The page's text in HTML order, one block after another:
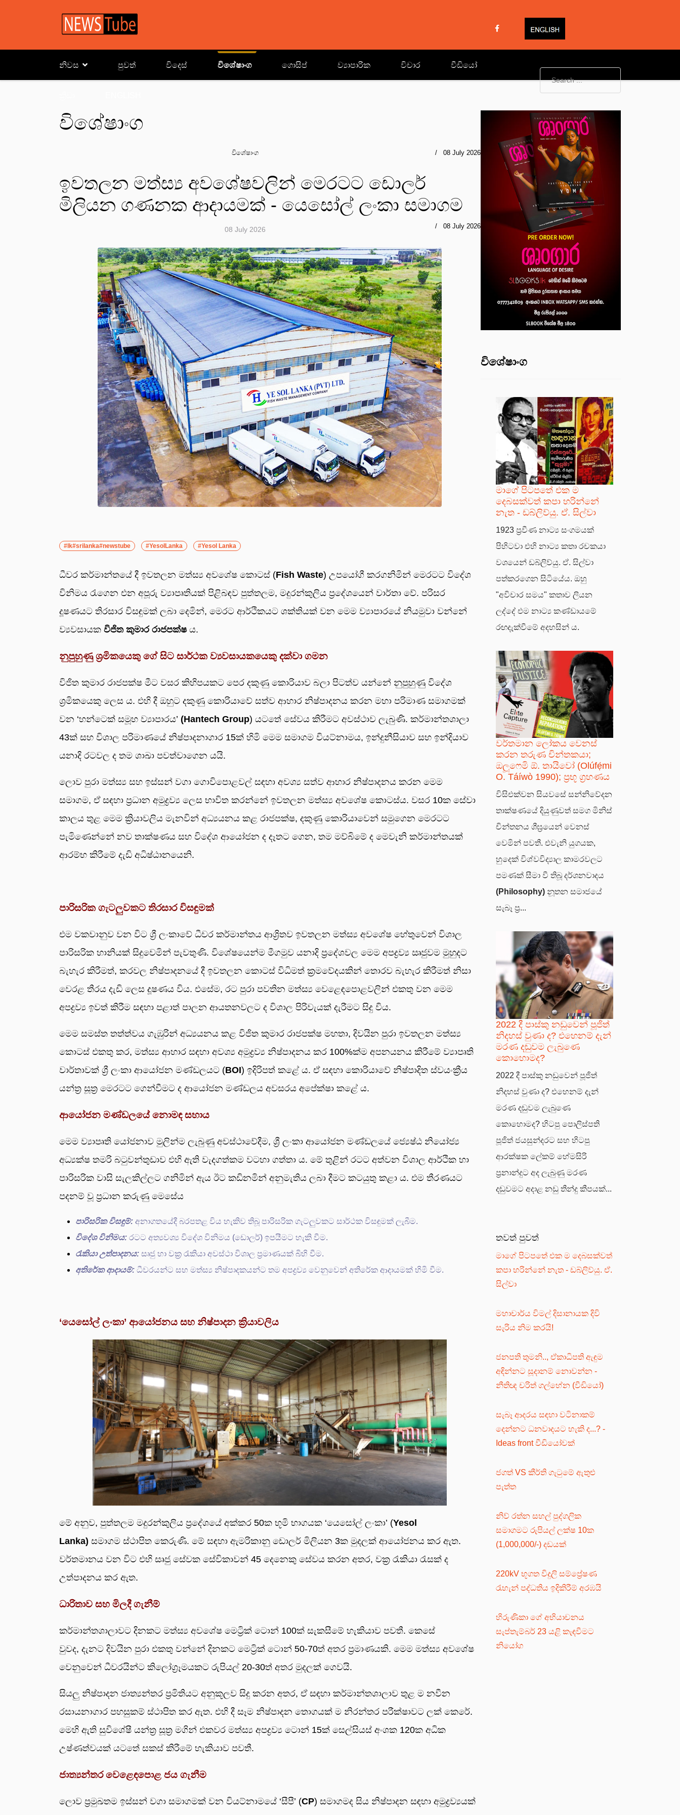
නිවස පුවත් විදෙස් විශේෂාංග ගොසිප් ව්‍යාපාරික විචාර වීඩියෝ
විශේෂාංග
විශේෂාංග 08 July 2026
ඉවතලන මත්ස්‍ය අවශේෂවලින් මෙරටට ඩොලර්
මිලියන ගණනක ආදායමක් - යෙසෝල් ලංකා සමාගම
08 July 2026 08 July 2026
#lk#srilanka#newstube #YesolLanka #Yesol Lanka
ධීවර කර්මාන්තයේ දී ඉවතලන මත්ස්‍ය අවශේෂ කොටස් (Fish Waste) උපයෝගී කරගනිමින් මෙරටට විදේශ
විනිමය රැගෙන එන අපූරු ව්‍යාපෘතියක් පිළිබඳව පුත්තලම, මදුරන්කුලිය ප්‍රදේශයෙන් වාර්තා වේ. පරිසර
දූෂණයට තිරසාර විසඳුමක් ලබා දෙමින්, මෙරට ආර්ථිකයට ශක්තියක් වන මෙම ව්‍යාපාරයේ නියමුවා වන්නේ
ව්‍යවසායක විජිත කුමාර රාජපක්ෂය.
නුපුහුණු ශ්‍රමිකයෙකු ගේ සිට සාර්ථක ව්‍යවසායකයෙකු දක්වා ගමන
විජිත කුමාර රාජපක්ෂ මීට වසර කිහිපයකට පෙර දකුණු කොරියාව බලා පිටත්ව යන්නේ නුපුහුණු විදේශ
ශ්‍රමිකයෙකු ලෙස ය. එහි දී ඔහුට දකුණු කොරියාවේ සත්ව ආහාර නිෂ්පාදනය කරන මහා පරිමාණ සමාගමක්
වන ‘හන්ටෙක් සමූහ ව්‍යාපාරය’ (Hantech Group) යටතේ සේවය කිරීමට අවස්ථාව ලැබුණි. කර්මාන්තශාලා
43ක් සහ විශාල පරිමාණයේ නිෂ්පාදනාගාර 15ක් හිමි මෙම සමාගම වියට්නාමය, ඉන්දුනීසියාව සහ ඉන්දියාව
යනාදි රටවල ද තම ශාඛා පවත්වාගෙන යයි.
ලොව පුරා මත්ස්‍ය සහ ඉස්සන් වගා ගොවිපොළවල් සඳහා අවශ්‍ය සත්ව ආහාර නිෂ්පාදනය කරන මෙම
සමාගම, ඒ සඳහා ප්‍රධාන අමුද්‍රව්‍ය ලෙස භාවිත කරන්නේ ඉවතලන මත්ස්‍ය අවශේෂ කොටස්ය. වසර 10ක සේවා
කාලය තුළ මෙම ක්‍රියාවලිය මැනවින් අධ්‍යයනය කළ රාජපක්ෂ, දකුණු කොරියාවෙන් සමුගෙන මෙරටට
පැමිණෙන්නේ නව තාක්ෂණය සහ විදේශ ආයෝජන ද දෑතට ගෙන, තම මව්බිමේ ද මෙවැනි කර්මාන්තයක්
ආරම්භ කිරීමේ දැඩි අධිෂ්ඨානයෙනි.
පාරිසරික ගැටලුවකට තිරසාර විසඳුමක්
එම වකවානුව වන විට ශ්‍රී ලංකාවේ ධීවර කර්මාන්තය ආශ්‍රිතව ඉවතලන මත්ස්‍ය අවශේෂ හේතුවෙන් විශාල
පාරිසරික හානියක් සිදුවෙමින් පැවතුණි. විශේෂයෙන්ම මීගමුව යනාදි ප්‍රදේශවල මෙම අපද්‍රව්‍ය ඍජුවම මුහුදට
බැහැර කිරීමත්, කරවල නිෂ්පාදනයේ දී ඉවතලන කොටස් විධිමත් ක්‍රමවේදයකින් තොරව බැහැර කිරීමත් නිසා
වෙරළ තීරය දැඩි ලෙස දූෂණය විය. එසේම, රට පුරා පවතින මත්ස්‍ය වෙළෙඳපොළවලින් එකතු වන මෙම
අපද්‍රව්‍ය ඉවත් කිරීම සඳහා පළාත් පාලන ආයතනවලට ද විශාල පිරිවැයක් දැරීමට සිදු විය.
මෙම සමස්ත තත්ත්වය ගැඹුරින් අධ්‍යයනය කළ විජිත කුමාර රාජපක්ෂ මහතා, දිවයින පුරා ඉවතලන මත්ස්‍ය
කොටස් එකතු කර, මත්ස්‍ය ආහාර සඳහා අවශ්‍ය අමුද්‍රව්‍ය නිෂ්පාදනය කර 100%ක්ම අපනයනය කිරීමේ ව්‍යාපෘති
වාර්තාවක් ශ්‍රී ලංකා ආයෝජන මණ්ඩලයට (BOI) ඉදිරිපත් කළේ ය. ඒ සඳහා කොරියාවේ නිෂ්පාදිත ස්වයංක්‍රීය
යන්ත්‍ර සූත්‍ර මෙරටට ගෙන්වීමට ද ආයෝජන මණ්ඩලය අවසරය අපේක්ෂා කළේ ය.
ආයෝජන මණ්ඩලයේ නොමඳ සහාය
මෙම ව්‍යාපෘති යෝජනාව මුලින්ම ලැබුණු අවස්ථාවේදීම, ශ්‍රී ලංකා ආයෝජන මණ්ඩලයේ ජ්‍යෙෂ්ඨ නියෝජ්‍ය
අධ්‍යක්ෂ තමරි බටුවන්තුඩාව එහි ඇති වැදගත්කම වටහා ගත්තා ය. මේ තුළින් රටට අත්වන විශාල ආර්ථික හා
පාරිසරික වාසි සැලකිල්ලට ගනිමින් ඇය ඊට කඩිනමින් අනුමැතිය ලබා දීමට කටයුතු කළා ය. එම තීරණයට
පදනම් වූ ප්‍රධාන කරුණු මෙසේය
පාරිසරික විසඳුම්: අනාගතයේදී බරපතළ විය හැකිව තිබූ පාරිසරික ගැටලුවකට සාර්ථක විසඳුමක් ලැබීම.
විදේශ විනිමය: රටට අත්‍යවශ්‍ය විදේශ විනිමය (ඩොලර්) ඉපයීමට හැකි වීම.
රැකියා උත්පාදනය: සෘජු හා වක්‍ර රැකියා අවස්ථා විශාල ප්‍රමාණයක් බිහි වීම.
අතිරේක ආදායම්: ධීවරයන්ට සහ මත්ස්‍ය නිෂ්පාදකයන්ට තම අපද්‍රව්‍ය වෙනුවෙන් අතිරේක ආදායමක් හිමි වීම.
‘යෙසෝල් ලංකා’ ආයෝජනය සහ නිෂ්පාදන ක්‍රියාවලිය
මේ අනුව, පුත්තලම මදුරන්කුලිය ප්‍රදේශයේ අක්කර 50ක භූමි භාගයක ‘යෙසෝල් ලංකා’ (Yesol
Lanka) සමාගම ස්ථාපිත කෙරුණි. මේ සඳහා ඇමරිකානු ඩොලර් මිලියන 3ක මුදලක් ආයෝජනය කර ඇත.
වර්තමානය වන විට එහි සෘජු සේවක සේවිකාවන් 45 දෙනෙකු සේවය කරන අතර, වක්‍ර රැකියා රැසක් ද
උත්පාදනය කර ඇත.
ධාරිතාව සහ මිලදී ගැනීම්
කර්මාන්තශාලාවට දිනකට මත්ස්‍ය අවශේෂ මෙට්‍රික් ටොන් 100ක් සැකසීමේ හැකියාව පවතී. කෙසේ
වුවද, දැනට දිවයින පුරා එකතු වන්නේ දිනකට මෙට්‍රික් ටොන් 50-70ත් අතර ප්‍රමාණයකි. මෙම මත්ස්‍ය අවශේෂ
වෙනුවෙන් ධීවරයින්ට කිලෝග්‍රෑමයකට රුපියල් 20-30ත් අතර මුදලක් ගෙවයි.
සියලු නිෂ්පාදන ජාත්‍යන්තර ප්‍රමිතියට අනුකූලව සිදු කරන අතර, ඒ සඳහා කර්මාන්තශාලාව තුළ ම නවීන
රසායනාගාර පහසුකම් ස්ථාපිත කර ඇත. එහි දී සෑම නිෂ්පාදන තොගයක් ම නිරන්තර පරීක්ෂාවට ලක් කෙරේ.
මෙහි ඇති සුවිශේෂී යන්ත්‍ර සූත්‍ර මගින් එකවර මත්ස්‍ය අපද්‍රව්‍ය ටොන් 15ක් සෙල්සියස් අංශක 120ක අධික
උෂ්ණත්වයක් යටතේ සකස් කිරීමේ හැකියාව පවතී.
ජාත්‍යන්තර වෙළෙඳපොළ ජය ගැනීම
ලොව ප්‍රමුඛතම ඉස්සන් වගා සමාගමක් වන වියට්නාමයේ ‘සීපී’ (CP) සමාගමද සිය නිෂ්පාදන සඳහා අමුද්‍රව්‍යයක්
විශේෂාංග
මාගේ පිටපතේ එක ම
දෙබසක්වත් කපා හරින්නේ
නැත - ඩබ්ලිව්යු. ඒ. සිල්වා
1923 ප්‍රවීණ නාට්‍ය සංගමයක්
පිහිටවා එහි නාට්‍ය කතා රචකයා
වශයෙන් ඩබ්ලිව්යු. ඒ. සිල්වා
පත්කරගෙන සිටියේය. ඔහු
"අවිචාර සමය" කතාව ලියන
ලද්දේ එම නාට්‍ය කණ්ඩායමේ
රඟදැක්වීමේ අදහසින් ය.
වර්තමාන ලෝකය වෙනස්
කරන තරුණ චින්තකයා;
ඔලූෆෙමි ඕ. තායිවෝ (Olúfẹ́mi
O. Táíwò 1990); ප්‍රභූ ග්‍රහණය
විසිඑක්වන සියවසේ සන්නිවේදන
තාක්ෂණයේ දියුණුවත් සමග මිනිස්
චින්තනය ශීඝ්‍රයෙන් වෙනස්
වෙමින් පවතී. එවැනි යුගයක,
හුදෙක් විශ්වවිද්‍යාල කාමරවලට
පමණක් සීමා වී තිබූ දර්ශනවාදය
(Philosophy)නූතන සමාජයේ
සැබෑ ප්‍ර...
2022 දී පාස්කු නඩුවෙන් පූජිත්
නිදහස් වුණා ද? එහෙනම් දැන්
මරණ දඬුවම ලැබුණෙ
කොහොමද?
2022 දී පාස්කු නඩුවෙන් පූජිත්
නිදහස් වුණා ද? එහෙනම් දැන්
මරණ දඬුවම ලැබුණෙ
කොහොමද? හිටපු පොලිස්පති
පූජිත් ජයසුන්දරට සහ හිටපු
ආරක්ෂක ලේකම් හේමසිරි
ප්‍රනාන්දුට අද ලැබුණු මරණ
දඬුවමට අදාළ නඩු තීන්දු කීපයක්...
තවත් පුවත්
මාගේ පිටපතේ එක ම දෙබසක්වත්
කපා හරින්නේ නැත - ඩබ්ලිව්යු. ඒ.
සිල්වා
මහාචාර්ය විමල් දිසානායක දිවි
සැරිය නිම කරයි!
ජනපති තුමනි.., ඒකාධිපති ඇඳුම
අඳින්නට සූදානම් නොවන්න -
නීතිඥ චරිත් ගල්හේන (වීඩියෝ)
සැබෑ ආදරය සඳහා වටිනාකම්
දෙන්නට ධනවාදයට හැකි ද...? -
Ideas front වීඩියෝවක්
ජගත් VS කීර්ති ගැටුමේ ඇතුළු
පැත්ත
නිව් රත්න සහල් පුද්ගලික
සමාගමට රුපියල් ලක්ෂ 10ක
(1,000,000/-) දඩයක්
220kV භූගත විදුලි සම්ප්‍රේෂණ
රැහැන් පද්ධතිය ඉදිකිරීම් අරඹයි
හිරුණිකා ගේ අභියාචනය
සැප්තැම්බර් 23 යළි කැඳවීමට
නියෝග